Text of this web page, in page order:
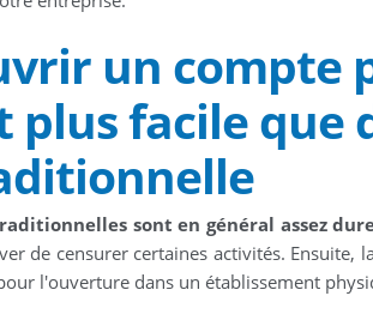
un compte
plus facile que
sont en général assez
de censurer certaines activités.
l'ouverture dans un établissement